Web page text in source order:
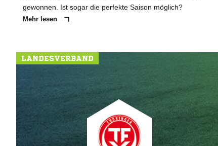
gewonnen. Ist sogar die perfekte Saison möglich?
Mehr lesen
LANDESVERBAND